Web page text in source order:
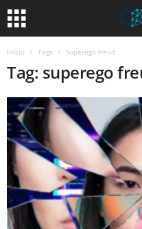
Início Tags Superego freud
Tag: superego